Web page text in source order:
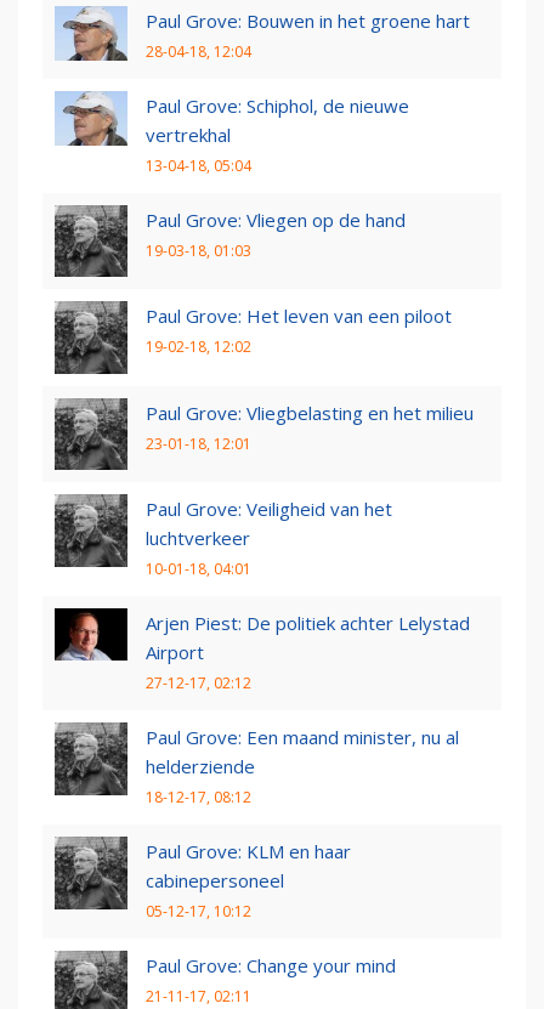
Paul Grove: Bouwen in het groene hart
28-04-18, 12:04
Paul Grove: Schiphol, de nieuwe
vertrekhal
13-04-18, 05:04
Paul Grove: Vliegen op de hand
19-03-18, 01:03
Paul Grove: Het leven van een piloot
19-02-18, 12:02
Paul Grove: Vliegbelasting en het milieu
23-01-18, 12:01
Paul Grove: Veiligheid van het
luchtverkeer
10-01-18, 04:01
Arjen Piest: De politiek achter Lelystad
Airport
27-12-17, 02:12
Paul Grove: Een maand minister, nu al
helderziende
18-12-17, 08:12
Paul Grove: KLM en haar
cabinepersoneel
05-12-17, 10:12
Paul Grove: Change your mind
21-11-17, 02:11